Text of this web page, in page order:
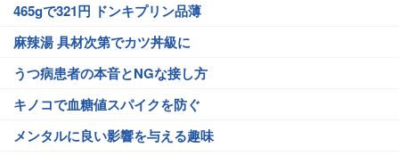
465gで321円 ドンキプリン品薄
麻辣湯 具材次第でカツ丼級に
うつ病患者の本音とNGな接し方
キノコで血糖値スパイクを防ぐ
メンタルに良い影響を与える趣味